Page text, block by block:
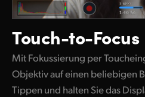
Touch-to-Focus
Mit Fokussierung per
Objektiv auf einen beliebigen
Tippen und halten Sie das